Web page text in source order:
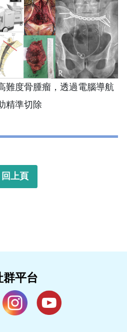
難度骨腫瘤，透過電腦導航
精準切除
回上頁
群平台